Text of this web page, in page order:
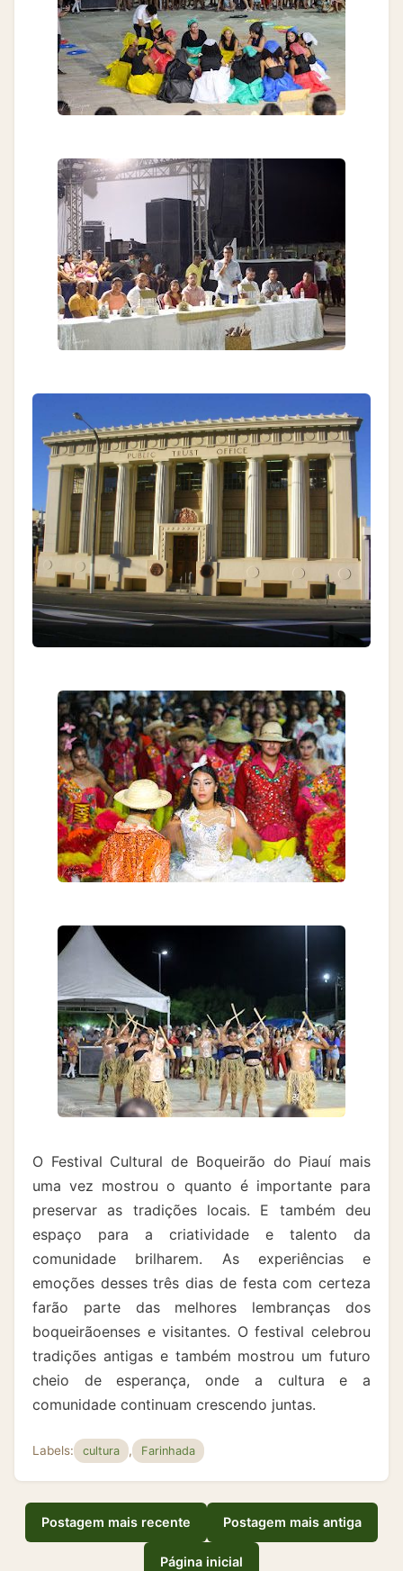
O Festival Cultural de Boqueirão do Piauí mais
uma vez mostrou o quanto é importante para
preservar as tradições locais. E também deu
espaço para a criatividade e talento da
comunidade brilharem. As experiências e
emoções desses três dias de festa com certeza
farão parte das melhores lembranças dos
boqueirãoenses e visitantes. O festival celebrou
tradições antigas e também mostrou um futuro
cheio de esperança, onde a cultura e a
comunidade continuam crescendo juntas.
Labels: cultura , Farinhada
Postagem mais recente Postagem mais antiga
Página inicial